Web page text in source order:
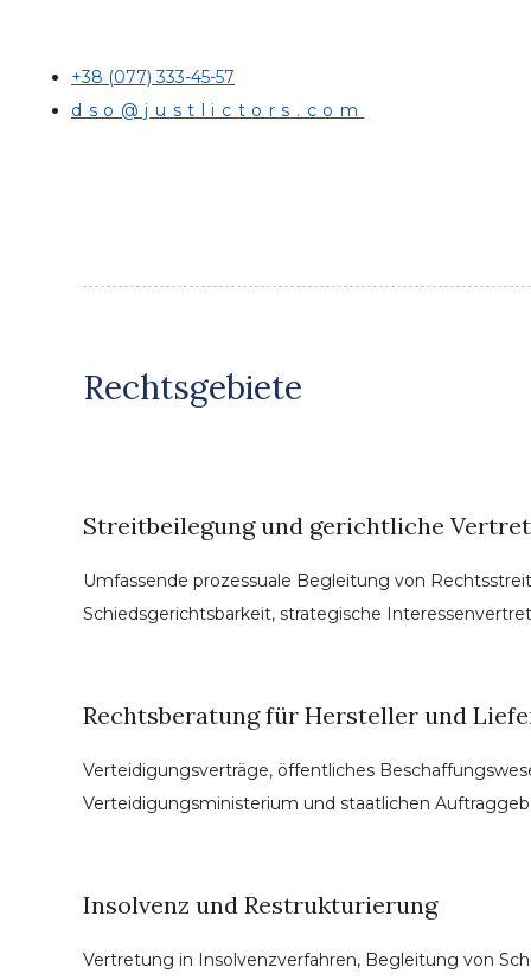
+38 (077) 333-45-57
dso@justlictors.com
Rechtsgebiete
Streitbeilegung und gerichtliche
Umfassende prozessuale Begleitung von
Schiedsgerichtsbarkeit, strategische
Rechtsberatung für Hersteller und
Verteidigungsverträge, öffentliches
Verteidigungsministerium und staatlichen
Insolvenz und Restrukturierung
Vertretung in Insolvenzverfahren, Begleitung von